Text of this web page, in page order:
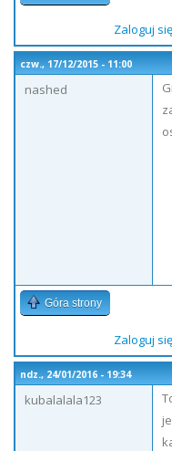
Zaloguj się
czw., 17/12/2015 - 11:00
nashed
Góra strony
Zaloguj się
ndz., 24/01/2016 - 19:34
kubalalala123